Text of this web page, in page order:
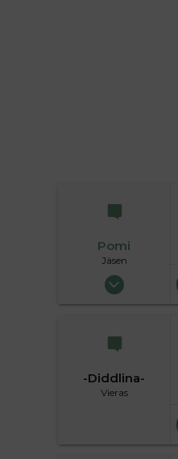
Pomi
Jäsen
06.06.2004
-Diddlina-
Vieras